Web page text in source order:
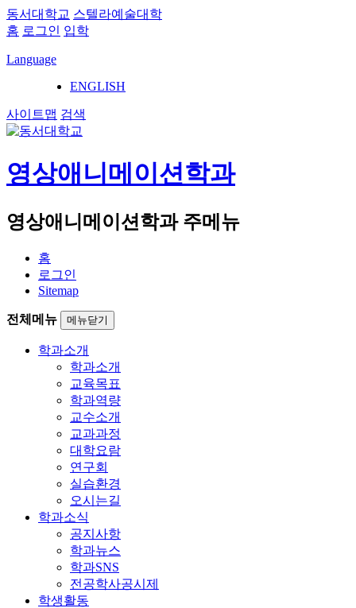
동서대학교 스텔라예술대학
홈 로그인 입학
Language
ENGLISH
사이트맵 검색
영상애니메이션학과
영상애니메이션학과 주메뉴
홈
로그인
Sitemap
전체메뉴 메뉴닫기
학과소개
학과소개
교육목표
학과역량
교수소개
교과과정
대학요람
연구회
실습환경
오시는길
학과소식
공지사항
학과뉴스
학과SNS
전공학사공시제
학생활동